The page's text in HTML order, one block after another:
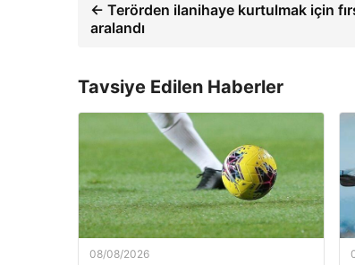
← Terörden ilanihaye kurtulmak için
aralandı
Tavsiye Edilen Haberler
08/08/2026